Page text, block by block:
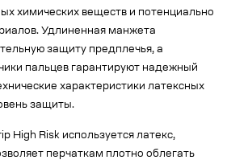
химических веществ и потенциально
Удлиненная манжета
защиту предплечья, а
пальцев гарантируют надежный
характеристики латексных
защиты.
High Risk используется латекс,
перчаткам плотно облегать